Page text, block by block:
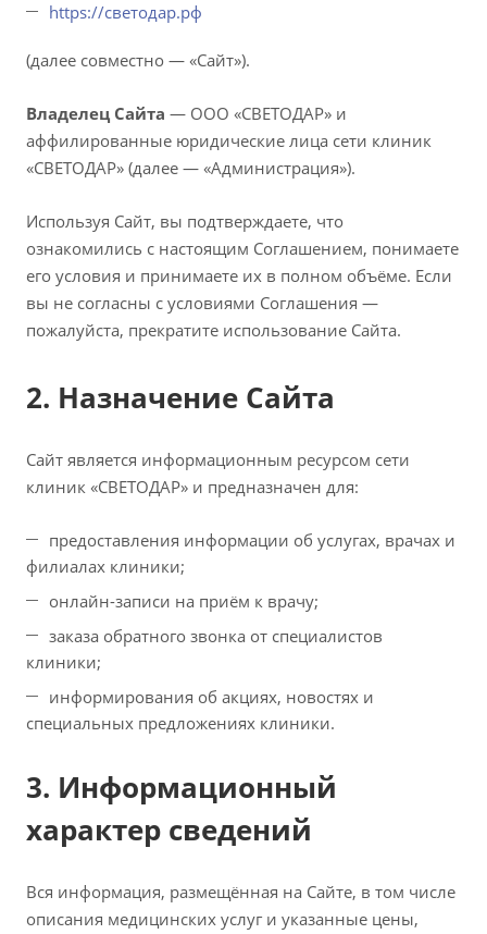
https://светодар.рф
(далее совместно — «Сайт»).
Владелец Сайта — ООО «СВЕТОДАР» и
аффилированные юридические лица сети клиник
«СВЕТОДАР» (далее — «Администрация»).
Используя Сайт, вы подтверждаете, что
ознакомились с настоящим Соглашением, понимаете
его условия и принимаете их в полном объёме. Если
вы не согласны с условиями Соглашения —
пожалуйста, прекратите использование Сайта.
2. Назначение Сайта
Сайт является информационным ресурсом сети
клиник «СВЕТОДАР» и предназначен для:
предоставления информации об услугах, врачах и
филиалах клиники;
онлайн-записи на приём к врачу;
заказа обратного звонка от специалистов
клиники;
информирования об акциях, новостях и
специальных предложениях клиники.
3. Информационный
характер сведений
Вся информация, размещённая на Сайте, в том числе
описания медицинских услуг и указанные цены,